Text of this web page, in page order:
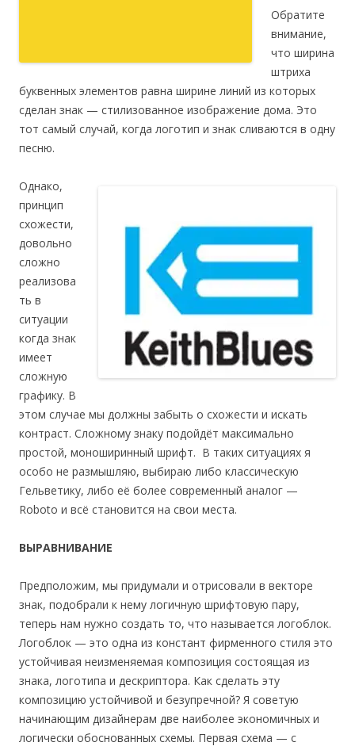
Обратите
внимание,
что ширина
штриха
буквенных элементов равна ширине линий из которых
сделан знак — стилизованное изображение дома. Это
тот самый случай, когда логотип и знак сливаются в одну
песню.
Однако,
принцип
схожести,
довольно
сложно
реализова
ть в
ситуации
когда знак
имеет
сложную
графику. В
этом случае мы должны забыть о схожести и искать
контраст. Сложному знаку подойдёт максимально
простой, моноширинный шрифт. В таких ситуациях я
особо не размышляю, выбираю либо классическую
Гельветику, либо её более современный аналог —
Roboto и всё становится на свои места.
ВЫРАВНИВАНИЕ
Предположим, мы придумали и отрисовали в векторе
знак, подобрали к нему логичную шрифтовую пару,
теперь нам нужно создать то, что называется логоблок.
Логоблок — это одна из констант фирменного стиля это
устойчивая неизменяемая композиция состоящая из
знака, логотипа и дескриптора. Как сделать эту
композицию устойчивой и безупречной? Я советую
начинающим дизайнерам две наиболее экономичных и
логически обоснованных схемы. Первая схема — с